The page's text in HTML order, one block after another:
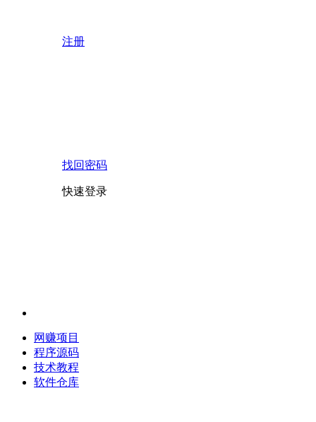
注册
找回密码
快速登录
网赚项目
程序源码
技术教程
软件仓库